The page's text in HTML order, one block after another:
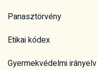
Panasztörvény
Etikai kódex
Gyermekvédelmi irányelv